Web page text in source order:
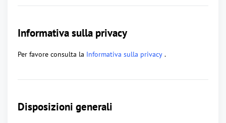
Informativa sulla privacy
Per favore consulta la Informativa sulla privacy .
Disposizioni generali